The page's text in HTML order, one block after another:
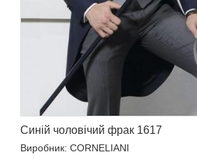
Синій чоловічий фрак 1617
Виробник: CORNELIANI